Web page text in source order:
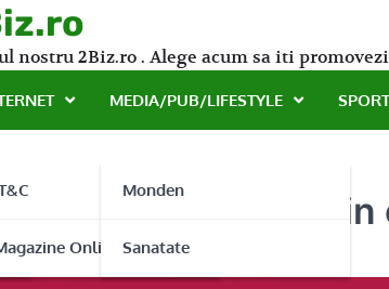
nostru 2Biz.ro . Alege acum sa iti
Online
MEDIA/PUB/LIFESTYLE
Monden
Sanatate
de la unii